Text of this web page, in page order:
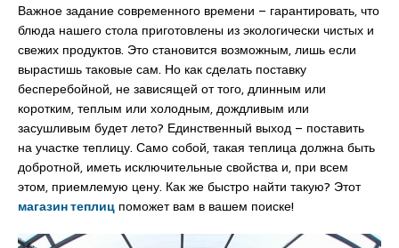
Важное задание современного времени – гарантировать, что
блюда нашего стола приготовлены из экологически чистых и
свежих продуктов. Это становится возможным, лишь если
вырастишь таковые сам. Но как сделать поставку
бесперебойной, не зависящей от того, длинным или
коротким, теплым или холодным, дождливым или
засушливым будет лето? Единственный выход – поставить
на участке теплицу. Само собой, такая теплица должна быть
добротной, иметь исключительные свойства и, при всем
этом, приемлемую цену. Как же быстро найти такую? Этот
магазин теплиц поможет вам в вашем поиске!